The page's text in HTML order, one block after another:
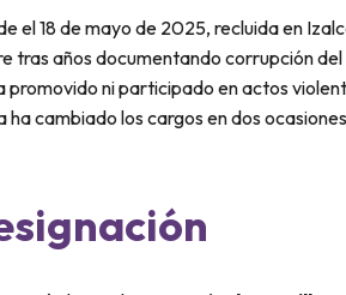
el 18 de mayo de 2025, recluida en
tras años documentando corrupción
promovido ni participado en actos
ha cambiado los cargos en dos